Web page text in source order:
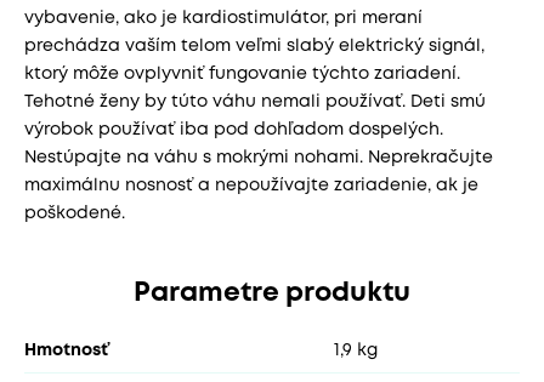
vybavenie, ako je kardiostimulátor, pri meraní
prechádza vaším telom veľmi slabý elektrický signál,
ktorý môže ovplyvniť fungovanie týchto zariadení.
Tehotné ženy by túto váhu nemali používať. Deti smú
výrobok používať iba pod dohľadom dospelých.
Nestúpajte na váhu s mokrými nohami. Neprekračujte
maximálnu nosnosť a nepoužívajte zariadenie, ak je
poškodené.
Parametre produktu
Hmotnosť 1,9 kg